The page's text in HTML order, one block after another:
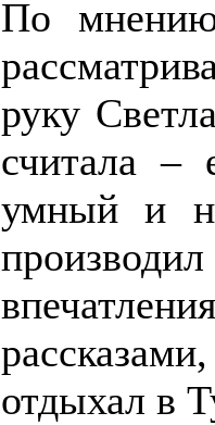
По
руку
считала –
умный и
отдыхал в